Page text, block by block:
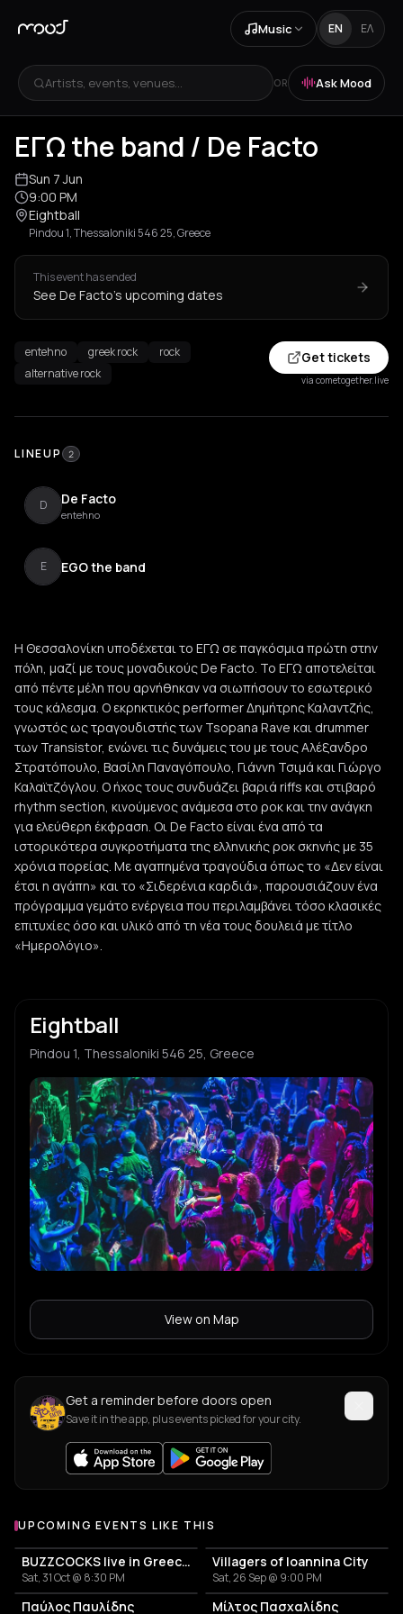
Music EN ΕΛ
Artists, events, venues... OR Ask Mood
ΕΓΩ the band / De Facto
Sun 7 Jun
9:00 PM
Eightball
Pindou 1, Thessaloniki 546 25, Greece
This event has ended
See De Facto's upcoming dates
entehno greek rock
rock
alternative rock
Get tickets
via cometogether.live
LINEUP 2
D De Facto
entehno
E EGO the band
Η Θεσσαλονίκη υποδέχεται το ΕΓΩ σε παγκόσμια πρώτη στην
πόλη, μαζί με τους μοναδικούς De Facto. Το ΕΓΩ αποτελείται
από πέντε μέλη που αρνήθηκαν να σιωπήσουν το εσωτερικό
τους κάλεσμα. Ο εκρηκτικός performer Δημήτρης Καλαντζής,
γνωστός ως τραγουδιστής των Tsopana Rave και drummer
των Transistor, ενώνει τις δυνάμεις του με τους Αλέξανδρο
Στρατόπουλο, Βασίλη Παναγόπουλο, Γιάννη Τσιμά και Γιώργο
Καλαϊτζόγλου. Ο ήχος τους συνδυάζει βαριά riffs και στιβαρό
rhythm section, κινούμενος ανάμεσα στο ροκ και την ανάγκη
για ελεύθερη έκφραση. Οι De Facto είναι ένα από τα
ιστορικότερα συγκροτήματα της ελληνικής ροκ σκηνής με 35
χρόνια πορείας. Με αγαπημένα τραγούδια όπως το «Δεν είναι
έτσι η αγάπη» και το «Σιδερένια καρδιά», παρουσιάζουν ένα
πρόγραμμα γεμάτο ενέργεια που περιλαμβάνει τόσο κλασικές
επιτυχίες όσο και υλικό από τη νέα τους δουλειά με τίτλο
«Ημερολόγιο».
Eightball
Pindou 1, Thessaloniki 546 25, Greece
View on Map
Get a reminder before doors open
Save it in the app, plus events picked for your city.
UPCOMING EVENTS LIKE THIS
BUZZCOCKS live in Greece! 50years anniversary
Sat, 31 Oct @ 8:30 PM
Villagers of Ioannina City
Sat, 26 Sep @ 9:00 PM
Παύλος Παυλίδης Μίλτος Πασχαλίδης